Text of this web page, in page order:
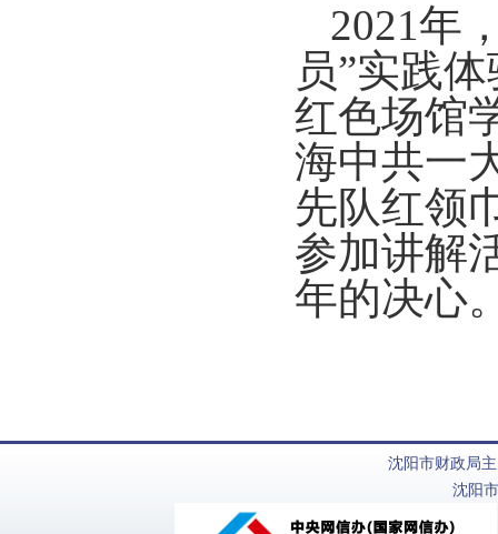
2021年
员”实践
红色场馆
海中共一
先队红领
参加讲解
年的决心